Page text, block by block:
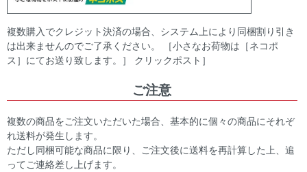
複数購入でクレジット決済の場合、システム上により同梱割り引き
は出来ませんのでご了承ください。 ［小さなお荷物は［ネコポ
ス］にてお送り致します。］ クリックポスト］
ご注意
複数の商品をご注文いただいた場合、基本的に個々の商品にそれぞ
れ送料が発生します。
ただし同梱可能な商品に限り、ご注文後に送料を再計算した上、追
ってご連絡差し上げます。